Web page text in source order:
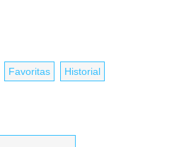
Favoritas Historial